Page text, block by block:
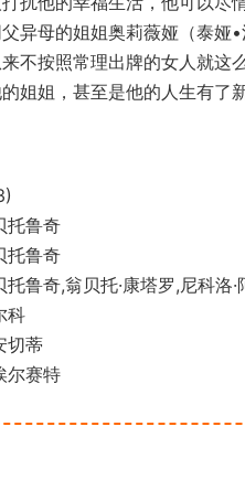
母的姐姐奥莉薇娅（泰娅
不按照常理出牌的女人就
姐姐，甚至是他的人生有了新
鲁奇
鲁奇
奇,翁贝托·康塔罗,尼科洛·
科
切蒂
赛特